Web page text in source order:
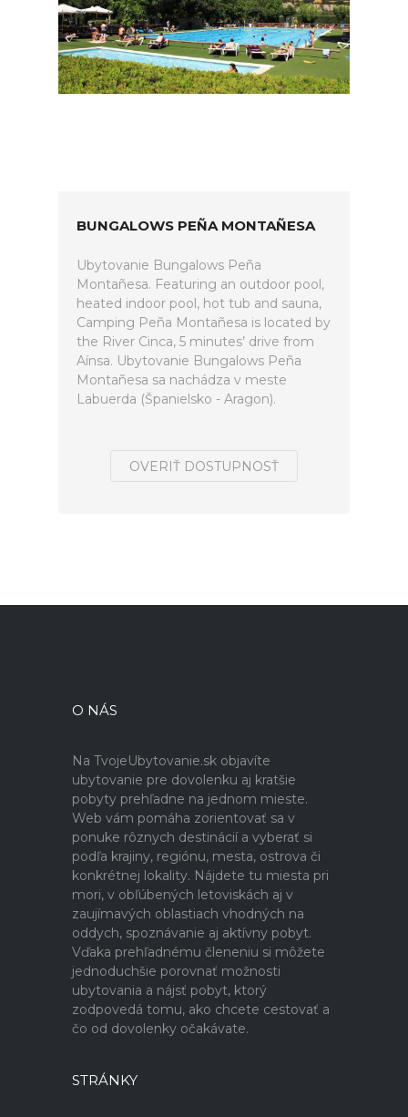
BUNGALOWS PEÑA MONTAÑESA
Ubytovanie Bungalows Peña
Montañesa. Featuring an outdoor pool,
heated indoor pool, hot tub and sauna,
Camping Peña Montañesa is located by
the River Cinca, 5 minutes’ drive from
Aínsa. Ubytovanie Bungalows Peña
Montañesa sa nachádza v meste
Labuerda (Španielsko - Aragon).
OVERIŤ DOSTUPNOSŤ
O NÁS
Na TvojeUbytovanie.sk objavíte
ubytovanie pre dovolenku aj kratšie
pobyty prehľadne na jednom mieste.
Web vám pomáha zorientovať sa v
ponuke rôznych destinácií a vyberať si
podľa krajiny, regiónu, mesta, ostrova či
konkrétnej lokality. Nájdete tu miesta pri
mori, v obľúbených letoviskách aj v
zaujímavých oblastiach vhodných na
oddych, spoznávanie aj aktívny pobyt.
Vďaka prehľadnému členeniu si môžete
jednoduchšie porovnať možnosti
ubytovania a nájsť pobyt, ktorý
zodpovedá tomu, ako chcete cestovať a
čo od dovolenky očakávate.
STRÁNKY